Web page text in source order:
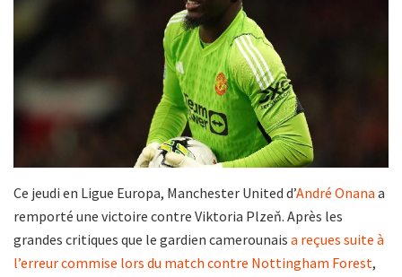
Ce jeudi en Ligue Europa, Manchester United d’André Onana a
remporté une victoire contre Viktoria Plzeň. Après les
grandes critiques que le gardien camerounais a reçues suite à
l’erreur commise lors du match contre Nottingham Forest,